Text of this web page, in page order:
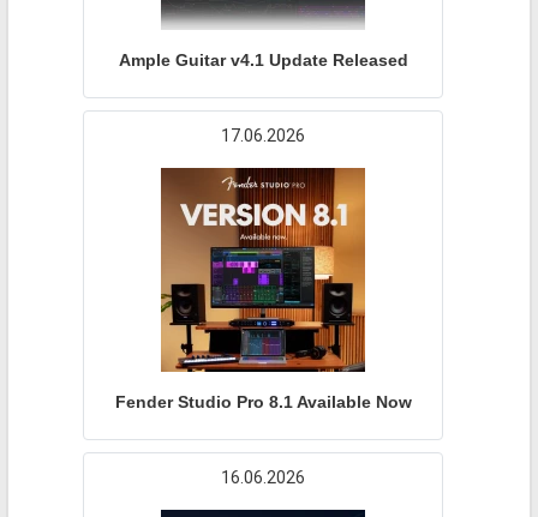
Ample Guitar v4.1 Update Released
17.06.2026
Fender Studio Pro 8.1 Available Now
16.06.2026